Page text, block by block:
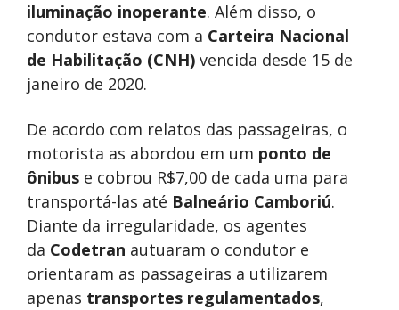
iluminação inoperante. Além disso, o
condutor estava com a Carteira Nacional
de Habilitação (CNH) vencida desde 15 de
janeiro de 2020.
De acordo com relatos das passageiras, o
motorista as abordou em um ponto de
ônibus e cobrou R$7,00 de cada uma para
transportá-las até Balneário Camboriú.
Diante da irregularidade, os agentes
da Codetran autuaram o condutor e
orientaram as passageiras a utilizarem
apenas transportes regulamentados,